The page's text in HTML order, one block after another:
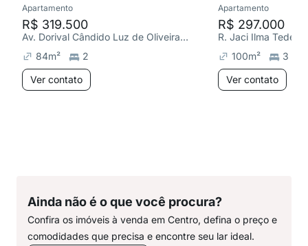
Apartamento
R$ 319.500
Av. Dorival Cândido Luz de Oliveira, Salgado FIlho
84m²
2
Ver contato
Apartamento
R$ 297.000
100m²
3
Ver contato
Ainda não é o que você procura?
Confira os imóveis à venda em Centro, defina o preço e
comodidades que precisa e encontre seu lar ideal.